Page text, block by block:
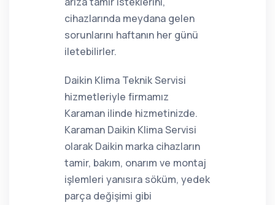
cihazlarında meydana gelen
sorunlarını haftanın her günü
iletebilirler.
Daikin Klima Teknik Servisi
hizmetleriyle firmamız
Karaman ilinde hizmetinizde.
Karaman Daikin Klima Servisi
olarak Daikin marka cihazların
tamir, bakım, onarım ve montaj
işlemleri yanısıra söküm, yedek
parça değişimi gibi